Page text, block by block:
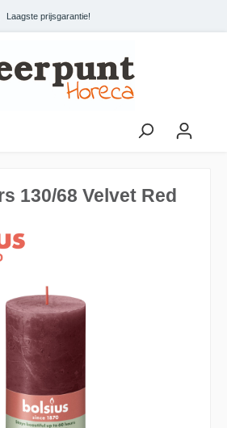
Laagste prijsgarantie!
130/68 Velvet Red